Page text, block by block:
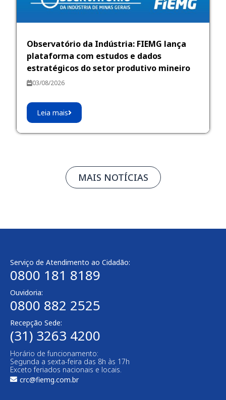
Observatório da Indústria: FIEMG lança
plataforma com estudos e dados
estratégicos do setor produtivo mineiro
03/08/2026
Leia mais
MAIS NOTÍCIAS
Serviço de Atendimento ao Cidadão:
0800 181 8189
Ouvidoria:
0800 882 2525
Recepção Sede:
(31) 3263 4200
Horário de funcionamento:
Segunda a sexta-feira das 8h às 17h
Exceto feriados nacionais e locais.
crc@fiemg.com.br